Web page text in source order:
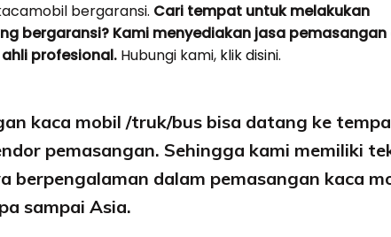
bergaransi. Cari tempat untuk melakukan
bergaransi? Kami menyediakan jasa
profesional. Hubungi kami, klik disini.
kaca mobil /truk/bus bisa datang ke
pemasangan. Sehingga kami memiliki
berpengalaman dalam pemasangan kaca
sampai Asia.